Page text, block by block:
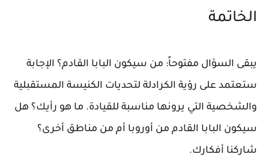
الخاتمة
يبقى السؤال مفتوحاً: من سيكون البابا القادم؟ الإجابة
ستعتمد على رؤية الكرادلة لتحديات الكنيسة المستقبلية
والشخصية التي يرونها مناسبة للقيادة. ما هو رأيك؟ هل
سيكون البابا القادم من أوروبا أم من مناطق أخرى؟
شاركنا أفكارك.